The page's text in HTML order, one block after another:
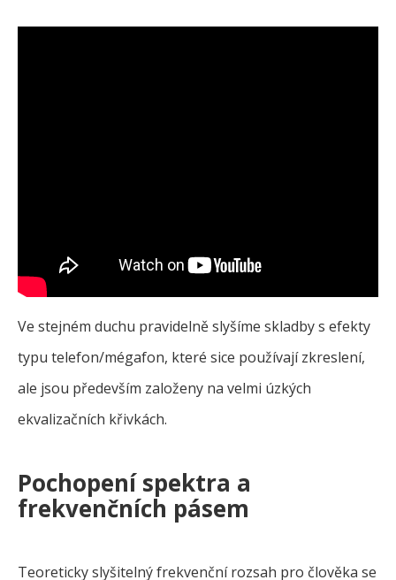
Ve stejném duchu pravidelně slyšíme skladby s efekty
typu telefon/mégafon, které sice používají zkreslení,
ale jsou především založeny na velmi úzkých
ekvalizačních křivkách.
Pochopení spektra a
frekvenčních pásem
Teoreticky slyšitelný frekvenční rozsah pro člověka se